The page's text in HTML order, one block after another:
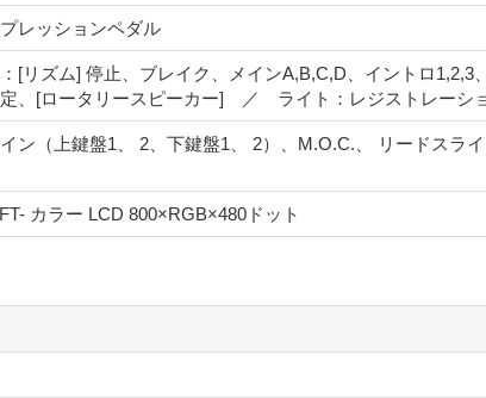
レッションペダル
[リズム] 停止、ブレイク、メインA,B,C,D、イントロ
、[ロータリースピーカー] ／ ライト：レジストレーシ
ン（上鍵盤1、 2、下鍵盤1、 2）、M.O.C.、 リードスライ
カラー LCD 800×RGB×480ドット